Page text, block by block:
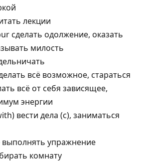
лекции
сделать одолжение, оказать
милость
всё возможное, стараться
всё от себя зависящее,
энергии
вести дела (с), заниматься
упражнение
комнату